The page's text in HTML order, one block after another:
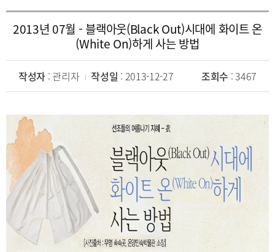
2013년 07월 - 블랙아웃(Black Out)시대에 화이트 온
(White On)하게 사는 방법
작성자 : 관리자 작성일 : 2013-12-27 조회수 : 3467